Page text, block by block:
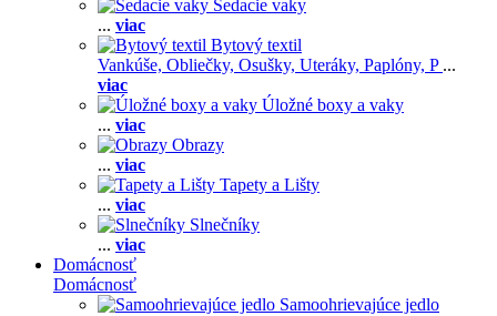
Sedacie vaky
... viac
Bytový textil
Vankúše, Obliečky, Osušky, Uteráky, Paplóny, P ...
viac
Úložné boxy a vaky
... viac
Obrazy
... viac
Tapety a Lišty
... viac
Slnečníky
... viac
Domácnosť
Domácnosť
Samoohrievajúce jedlo